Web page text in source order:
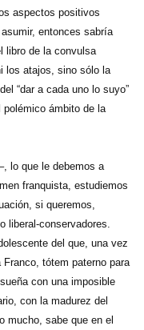
aspectos positivos
entonces sabría
libro de la convulsa
los atajos, sino sólo la
, del “dar a cada uno lo suyo”
ámbito de la
lo que le debemos a
franquista, estudiemos
si queremos,
liberal-conservadores.
del que, una vez
tótem paterno para
con una imposible
con la madurez del
mucho, sabe que en el